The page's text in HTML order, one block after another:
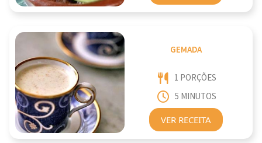
GEMADA
1 PORÇÕES
5 MINUTOS
VER RECEITA